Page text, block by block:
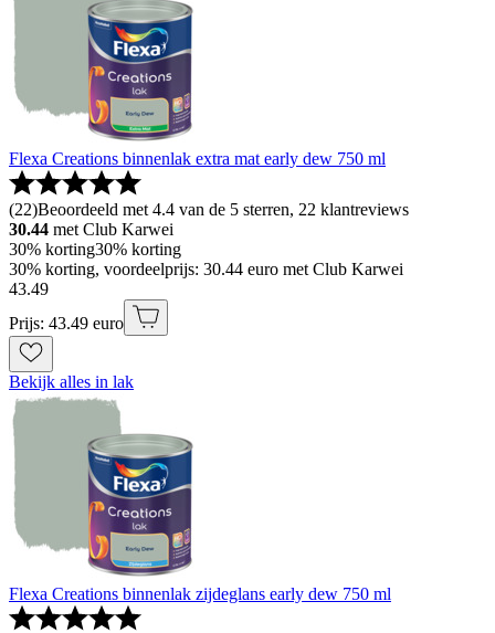
Flexa Creations binnenlak extra mat early dew 750 ml
(22)Beoordeeld met 4.4 van de 5 sterren, 22 klantreviews
30.44 met Club Karwei
30% korting30% korting
30% korting, voordeelprijs: 30.44 euro met Club Karwei
43.49
Prijs: 43.49 euro
Bekijk alles in lak
Flexa Creations binnenlak zijdeglans early dew 750 ml